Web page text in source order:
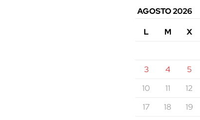
AGOSTO 2026
L
M X
3
4 5
10
11 12
17
18 19